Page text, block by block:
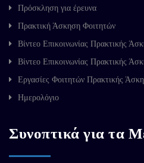
Πρόσκληση για έρευνα
Πρακτική Άσκηση Φοιτητών
Βίντεο Επικοινωνίας Πρακτικής
Βίντεο Επικοινωνίας Πρακτικής
Εργασίες Φοιτητών Πρακτικής
Ημερολόγιο
Συνοπτικά για τα